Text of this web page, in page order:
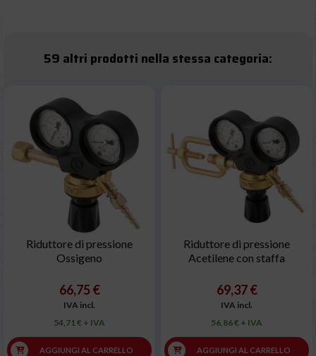
59 altri prodotti nella stessa categoria:
Riduttore di pressione
Ossigeno
66,75 €
IVA incl.
54,71 € + IVA
AGGIUNGI AL CARRELLO
Riduttore di pressione
Acetilene con staffa
69,37 €
IVA incl.
56,86 € + IVA
AGGIUNGI AL CARRELLO